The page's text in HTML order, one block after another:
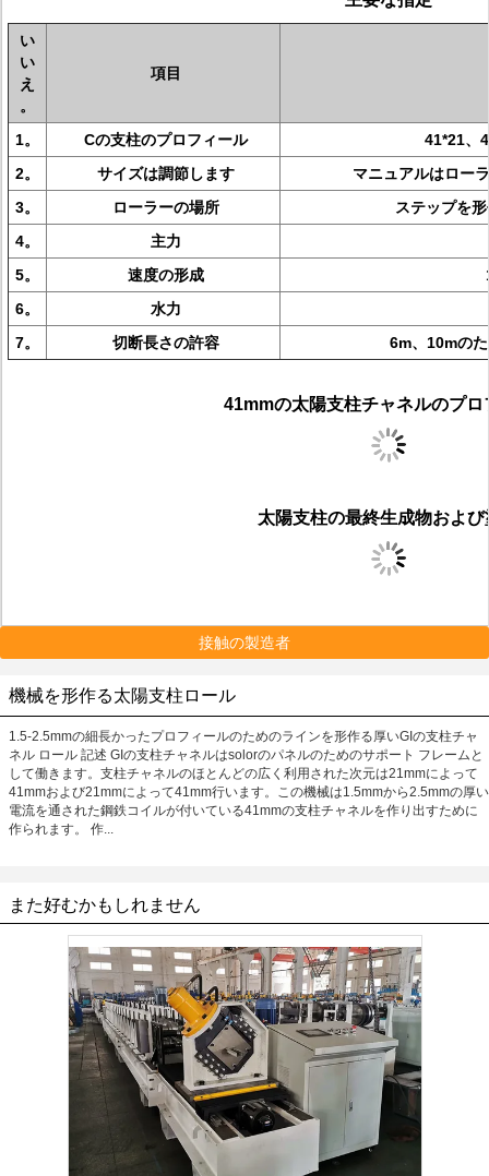
い
い
え
。
項目
1。 Cの支柱のプロフィール
41*21、
2。
サイズは調節します
マニュアルはロー
3。
ローラーの場所
ステップを
4。
主力
5。
速度の形成
6。
水力
7。
切断長さの許容 6m、10mの
41mmの太陽支柱チャネルのプロ
太陽支柱の最終生成物および
接触の製造者
機械を形作る太陽支柱ロール
1.5-2.5mmの細長かったプロフィールのためのラインを形作る厚いGIの支柱チャ
ネル ロール 記述 GIの支柱チャネルはsolorのパネルのためのサポート フレームと
して働きます。支柱チャネルのほとんどの広く利用された次元は21mmによって
41mmおよび21mmによって41mm行います。この機械は1.5mmから2.5mmの厚い
電流を通された鋼鉄コイルが付いている41mmの支柱チャネルを作り出すために
作られます。 作...
また好むかもしれません